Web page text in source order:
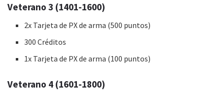
Veterano 3 (1401-1600)
2x Tarjeta de PX de arma (500 puntos)
300 Créditos
1x Tarjeta de PX de arma (100 puntos)
Veterano 4 (1601-1800)